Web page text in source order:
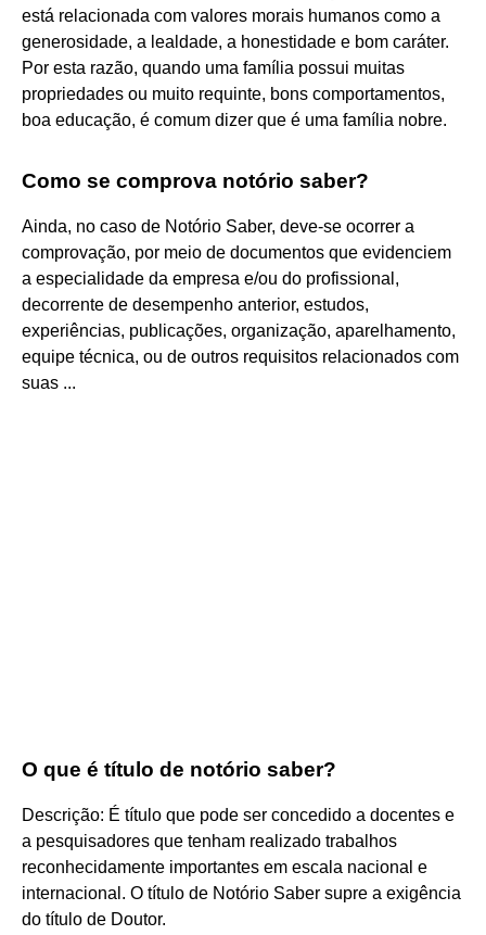
está relacionada com valores morais humanos como a
generosidade, a lealdade, a honestidade e bom caráter.
Por esta razão, quando uma família possui muitas
propriedades ou muito requinte, bons comportamentos,
boa educação, é comum dizer que é uma família nobre.
Como se comprova notório saber?
Ainda, no caso de Notório Saber, deve-se ocorrer a
comprovação, por meio de documentos que evidenciem
a especialidade da empresa e/ou do profissional,
decorrente de desempenho anterior, estudos,
experiências, publicações, organização, aparelhamento,
equipe técnica, ou de outros requisitos relacionados com
suas ...
O que é título de notório saber?
Descrição: É título que pode ser concedido a docentes e
a pesquisadores que tenham realizado trabalhos
reconhecidamente importantes em escala nacional e
internacional. O título de Notório Saber supre a exigência
do título de Doutor.